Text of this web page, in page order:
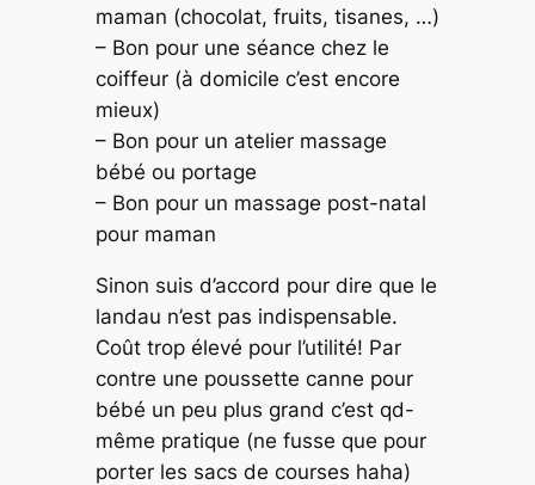
maman (chocolat, fruits, tisanes, …)
– Bon pour une séance chez le
coiffeur (à domicile c’est encore
mieux)
– Bon pour un atelier massage
bébé ou portage
– Bon pour un massage post-natal
pour maman
Sinon suis d’accord pour dire que le
landau n’est pas indispensable.
Coût trop élevé pour l’utilité! Par
contre une poussette canne pour
bébé un peu plus grand c’est qd-
même pratique (ne fusse que pour
porter les sacs de courses haha)